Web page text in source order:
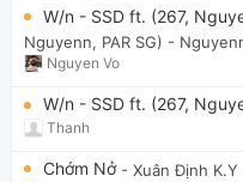
W/n - SSD ft. (267,
Nguyenn, PAR SG) -
Nguyen Vo
W/n - SSD ft. (267,
Thanh
Chớm Nở - Xuân Định K.Y